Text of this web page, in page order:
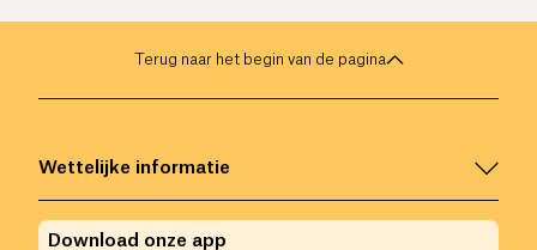
Terug naar het begin van de pagina
Wettelijke informatie
Download onze app